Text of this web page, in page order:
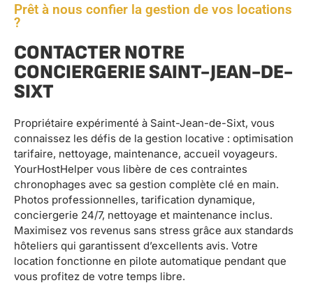
Prêt à nous confier la gestion de vos locations
?
CONTACTER NOTRE
CONCIERGERIE SAINT-JEAN-DE-
SIXT
Propriétaire expérimenté à Saint-Jean-de-Sixt, vous
connaissez les défis de la gestion locative : optimisation
tarifaire, nettoyage, maintenance, accueil voyageurs.
YourHostHelper vous libère de ces contraintes
chronophages avec sa gestion complète clé en main.
Photos professionnelles, tarification dynamique,
conciergerie 24/7, nettoyage et maintenance inclus.
Maximisez vos revenus sans stress grâce aux standards
hôteliers qui garantissent d’excellents avis. Votre
location fonctionne en pilote automatique pendant que
vous profitez de votre temps libre.